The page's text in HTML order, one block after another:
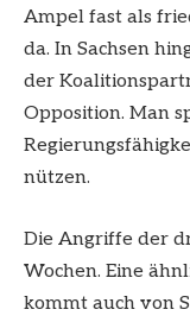
Ampel fast als
da. In Sachsen
der
Opposition. Man
nützen.
Die Angriffe der
Wochen. Eine
kommt auch von